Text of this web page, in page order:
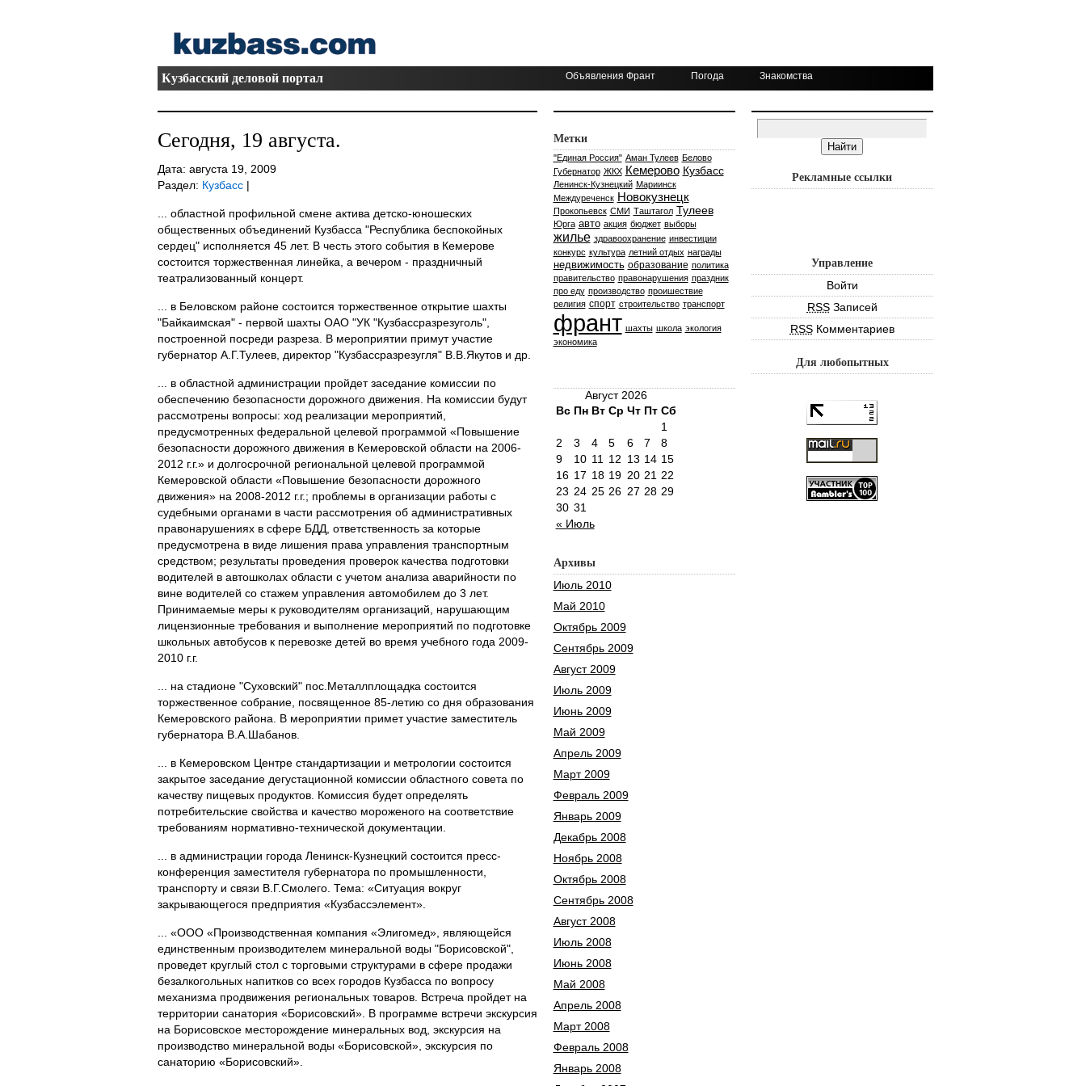
Кузбасский деловой портал Объявления Франт Погода Знакомства
Сегодня, 19 августа.
Дата: августа 19, 2009
Раздел: Кузбасс|
... областной профильной смене актива детско-юношеских
общественных объединений Кузбасса "Республика беспокойных
сердец" исполняется 45 лет. В честь этого события в Кемерове
состоится торжественная линейка, а вечером - праздничный
театрализованный концерт.
... в Беловском районе состоится торжественное открытие шахты
"Байкаимская" - первой шахты ОАО "УК "Кузбассразрезуголь",
построенной посреди разреза. В мероприятии примут участие
губернатор А.Г.Тулеев, директор "Кузбассразрезугля" В.В.Якутов и др.
... в областной администрации пройдет заседание комиссии по
обеспечению безопасности дорожного движения. На комиссии будут
рассмотрены вопросы: ход реализации мероприятий,
предусмотренных федеральной целевой программой «Повышение
безопасности дорожного движения в Кемеровской области на 2006-
2012 г.г.» и долгосрочной региональной целевой программой
Кемеровской области «Повышение безопасности дорожного
движения» на 2008-2012 г.г.; проблемы в организации работы с
судебными органами в части рассмотрения об административных
правонарушениях в сфере БДД, ответственность за которые
предусмотрена в виде лишения права управления транспортным
средством; результаты проведения проверок качества подготовки
водителей в автошколах области с учетом анализа аварийности по
вине водителей со стажем управления автомобилем до 3 лет.
Принимаемые меры к руководителям организаций, нарушающим
лицензионные требования и выполнение мероприятий по подготовке
школьных автобусов к перевозке детей во время учебного года 2009-
2010 г.г.
... на стадионе "Суховский" пос.Металлплощадка состоится
торжественное собрание, посвященное 85-летию со дня образования
Кемеровского района. В мероприятии примет участие заместитель
губернатора В.А.Шабанов.
... в Кемеровском Центре стандартизации и метрологии состоится
закрытое заседание дегустационной комиссии областного совета по
качеству пищевых продуктов. Комиссия будет определять
потребительские свойства и качество мороженого на соответствие
требованиям нормативно-технической документации.
... в администрации города Ленинск-Кузнецкий состоится пресс-
конференция заместителя губернатора по промышленности,
транспорту и связи В.Г.Смолего. Тема: «Ситуация вокруг
закрывающегося предприятия «Кузбассэлемент».
... «ООО «Производственная компания «Элигомед», являющейся
единственным производителем минеральной воды "Борисовской",
проведет круглый стол с торговыми структурами в сфере продажи
безалкогольных напитков со всех городов Кузбасса по вопросу
механизма продвижения региональных товаров. Встреча пройдет на
территории санатория «Борисовский». В программе встречи экскурсия
на Борисовское месторождение минеральных вод, экскурсия на
производство минеральной воды «Борисовской», экскурсия по
санаторию «Борисовский».
Метки
"Единая Россия" Аман Тулеев Белово
Губернатор ЖКХ Кемерово Кузбасс
Ленинск-Кузнецкий Мариинск
Междуреченск Новокузнецк
Прокопьевск СМИ Таштагол Тулеев
Юрга авто акция бюджет выборы
жилье здравоохранение инвестиции
конкурс культура летний отдых награды
недвижимость образование политика
правительство правонарушения праздник
про еду производство проишествие
религия спорт строительство транспорт
франт шахты школа экология
экономика
Август 2026
Вс Пн Вт Ср Чт Пт Сб
« Июль
1
2
3 4 5 6 7
8
9
10 11 12 13 14 15
16 17 18 19 20 21 22
23 24 25 26 27 28 29
30 31
Архивы
Июль 2010
Май 2010
Октябрь 2009
Сентябрь 2009
Август 2009
Июль 2009
Июнь 2009
Май 2009
Апрель 2009
Март 2009
Февраль 2009
Январь 2009
Декабрь 2008
Ноябрь 2008
Октябрь 2008
Сентябрь 2008
Август 2008
Июль 2008
Июнь 2008
Май 2008
Апрель 2008
Март 2008
Февраль 2008
Январь 2008
Рекламные ссылки
Управление
Войти
RSSЗаписей
RSSКомментариев
Для любопытных